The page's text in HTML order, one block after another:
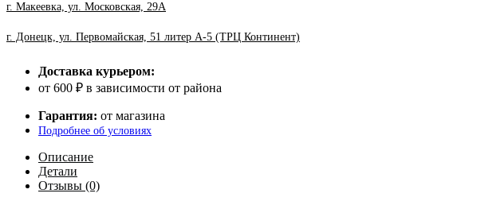
OS
г. Макеевка, ул. Московская, 29А
г. Донецк, ул. Первомайская, 51 литер А-5 (ТРЦ Континент)
Доставка курьером:
от 600 ₽ в зависимости от района
Гарантия: от магазина
Подробнее об условиях
Описание
Детали
Отзывы (0)